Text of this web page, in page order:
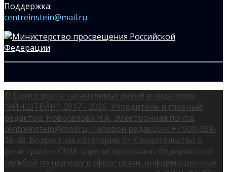
Поддержка:
centreinstein@mail.ru
© Центр роста талантливых детей и педагогов
"ЭЙНШТЕЙН", 2017 - 2026, Учредитель и главный
редактор: Новоселова Н.А., Электронная почта:
centreinstein@mail.ru, Телефон редакции: +7 900-388-
06-48, Возрастная категория: 0+ Свидетельство о
регистрации СМИ: зарегистрировано Федеральной
службой по надзору в сфере связи, информационных